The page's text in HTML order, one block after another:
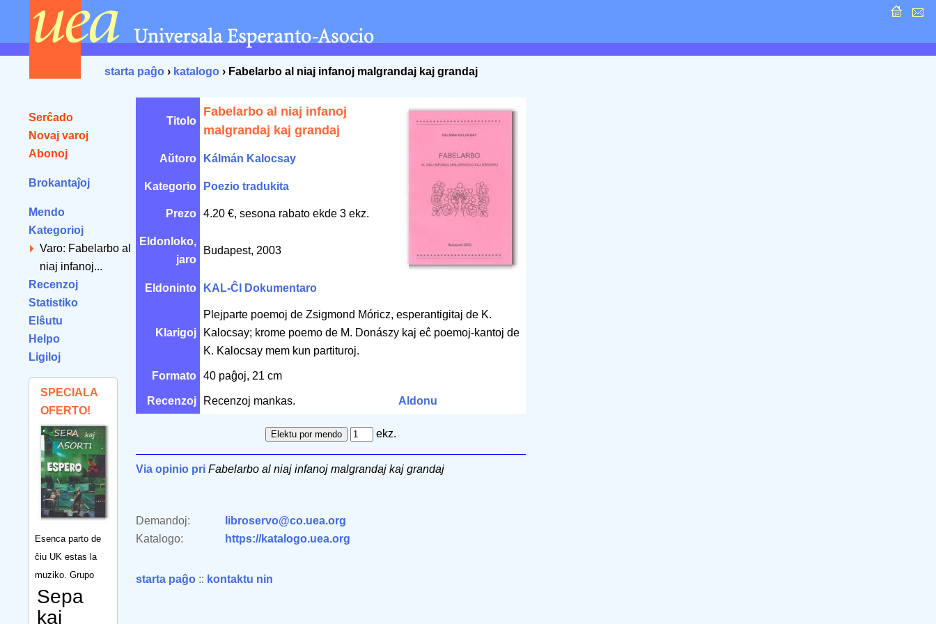
starta paĝo › katalogo › Fabelarbo al niaj infanoj malgrandaj kaj grandaj
Serĉado
Novaj varoj
Abonoj
Brokantaĵoj
Mendo
Kategorioj
Varo: Fabelarbo al
niaj infanoj...
Recenzoj
Statistiko
Elŝutu
Helpo
Ligiloj
SPECIALA
OFERTO!
Esenca parto de
ĉiu UK estas la
muziko. Grupo
Sepa
kaj
Titolo
Fabelarbo al niaj infanoj
malgrandaj kaj grandaj
Aŭtoro Kálmán Kalocsay
Kategorio Poezio tradukita
Prezo 4.20 €, sesona rabato ekde 3 ekz.
Eldonloko,
jaro
Budapest, 2003
Eldoninto KAL-ĈI Dokumentaro
Klarigoj
Plejparte poemoj de Zsigmond Móricz, esperantigitaj de K.
Kalocsay; krome poemo de M. Donászy kaj eĉ poemoj-kantoj de
K. Kalocsay mem kun partituroj.
Formato 40 paĝoj, 21 cm
Recenzoj Recenzoj mankas. Aldonu
ekz.
Via opinio pri Fabelarbo al niaj infanoj malgrandaj kaj grandaj
Demandoj:
libroservo@co.uea.org
Katalogo:
https://katalogo.uea.org
starta paĝo :: kontaktu nin